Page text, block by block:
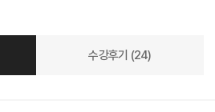
수강후기 (24)